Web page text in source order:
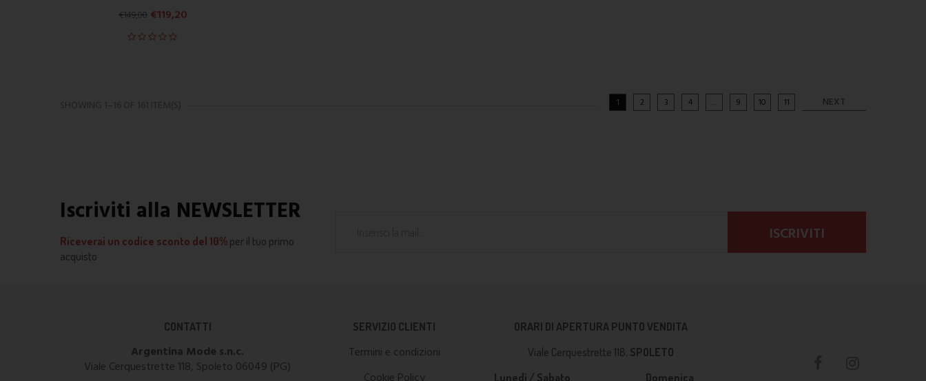
€149,00 €119,20
1 2 3 4 … 9 10 11 NEXT
Iscriviti alla NEWSLETTER
Riceverai un codice sconto del 10% per il tuo primo
acquisto
CONTATTI
Argentina Mode s.n.c.
Viale Cerquestrette 118, Spoleto 06049 (PG)
SERVIZIO CLIENTI
Termini e condizioni
ORARI DI APERTURA PUNTO VENDITA
Viale Cerquestrette 118, SPOLETO
Lunedì / Sabato
Domenica